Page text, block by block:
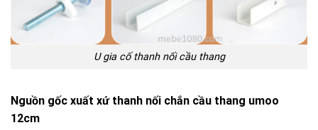
U gia cố thanh nối cầu thang
Nguồn gốc xuất xứ thanh nối chắn cầu thang umoo
12cm